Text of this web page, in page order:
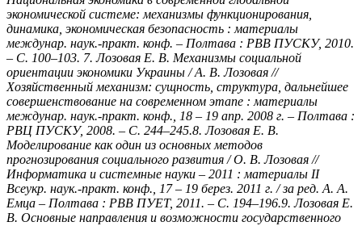
экономической системе: механизмы функционирования,
динамика, экономическая безопасность : материалы
междунар. наук.-практ. конф. – Полтава : РВВ ПУСКУ, 2010.
– С. 100–103. 7. Лозовая Е. В. Механизмы социальной
ориентации экономики Украины / А. В. Лозовая //
Хозяйственный механизм: сущность, структура, дальнейшее
совершенствование на современном этапе : материалы
междунар. наук.-практ. конф., 18 – 19 апр. 2008 г. – Полтава :
РВЦ ПУСКУ, 2008. – С. 244–245.8. Лозовая Е. В.
Моделирование как один из основных методов
прогнозирования социального развития / О. В. Лозовая //
Информатика и системные науки – 2011 : материалы ІІ
Всеукр. наук.-практ. конф., 17 – 19 берез. 2011 г. / за ред. А. А.
Емца – Полтава : РВВ ПУЕТ, 2011. – С. 194–196.9. Лозовая Е.
В. Основные направления и возможности государственного